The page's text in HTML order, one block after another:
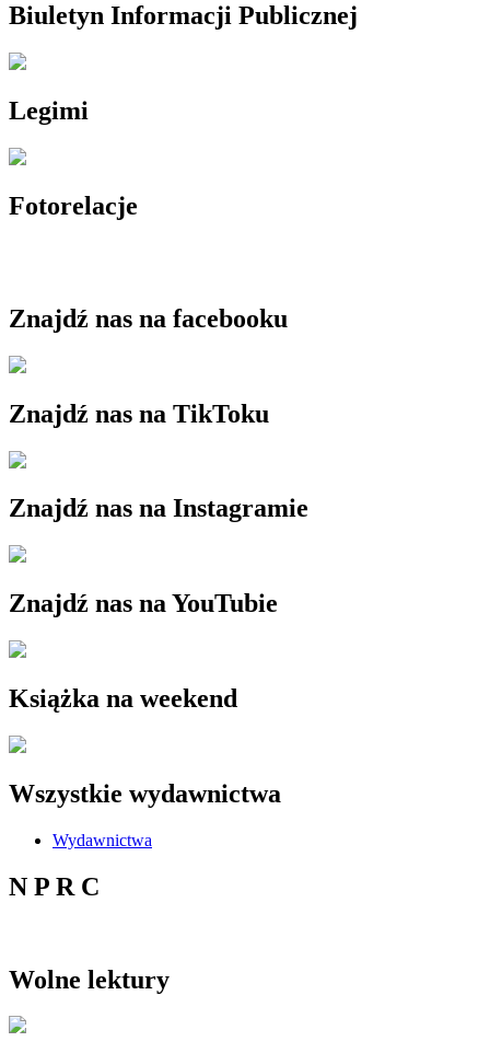
Biuletyn Informacji Publicznej
Legimi
Fotorelacje
Znajdź nas na facebooku
Znajdź nas na TikToku
Znajdź nas na Instagramie
Znajdź nas na YouTubie
Książka na weekend
Wszystkie wydawnictwa
Wydawnictwa
N P R C
Wolne lektury